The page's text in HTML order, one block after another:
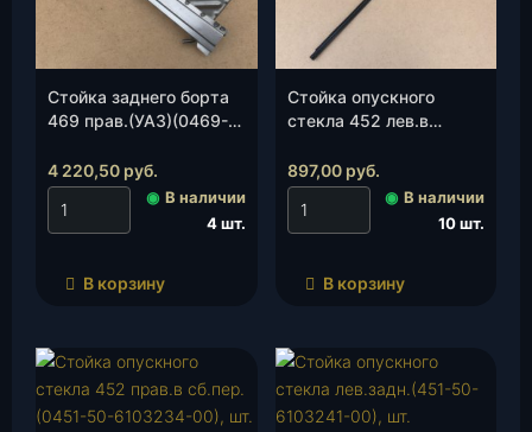
Стойка заднего борта
469 прав.(УАЗ)(0469-
4 220,50 руб.
◉ В наличии
4 шт.
В корзину
Стойка опускного
стекла 452 лев.в
6103235-00), шт.
897,00 руб.
◉ В наличии
10 шт.
В корзину